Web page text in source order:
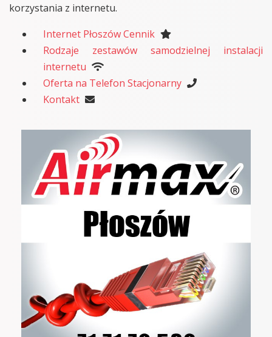
korzystania z internetu.
Internet Płoszów Cennik
Rodzaje zestawów samodzielnej instalacji
internetu
Oferta na Telefon Stacjonarny
Kontakt